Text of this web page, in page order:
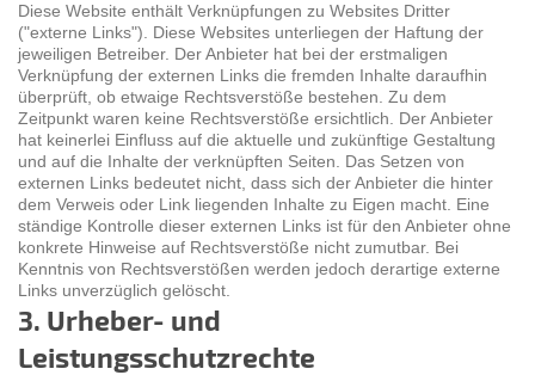
Diese Website enthält Verknüpfungen zu Websites Dritter
("externe Links"). Diese Websites unterliegen der Haftung der
jeweiligen Betreiber. Der Anbieter hat bei der erstmaligen
Verknüpfung der externen Links die fremden Inhalte daraufhin
überprüft, ob etwaige Rechtsverstöße bestehen. Zu dem
Zeitpunkt waren keine Rechtsverstöße ersichtlich. Der Anbieter
hat keinerlei Einfluss auf die aktuelle und zukünftige Gestaltung
und auf die Inhalte der verknüpften Seiten. Das Setzen von
externen Links bedeutet nicht, dass sich der Anbieter die hinter
dem Verweis oder Link liegenden Inhalte zu Eigen macht. Eine
ständige Kontrolle dieser externen Links ist für den Anbieter ohne
konkrete Hinweise auf Rechtsverstöße nicht zumutbar. Bei
Kenntnis von Rechtsverstößen werden jedoch derartige externe
Links unverzüglich gelöscht.
3. Urheber- und
Leistungsschutzrechte